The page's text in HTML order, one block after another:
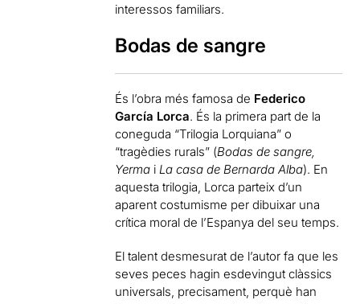
interessos familiars.
Bodas de sangre
És l’obra més famosa de Federico
García Lorca. És la primera part de la
coneguda “Trilogia Lorquiana” o
“tragèdies rurals” (Bodas de sangre,
Yerma i La casa de Bernarda Alba). En
aquesta trilogia, Lorca parteix d’un
aparent costumisme per dibuixar una
crítica moral de l’Espanya del seu temps.
El talent desmesurat de l’autor fa que les
seves peces hagin esdevingut clàssics
universals, precisament, perquè han